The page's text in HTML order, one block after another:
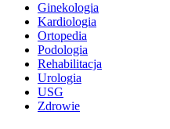
Ginekologia
Kardiologia
Ortopedia
Podologia
Rehabilitacja
Urologia
USG
Zdrowie